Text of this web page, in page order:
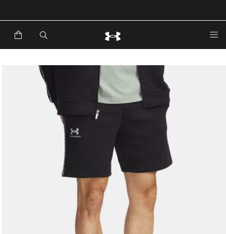
خصم إضافي 20%*. باستخدام الكود EXTRA20